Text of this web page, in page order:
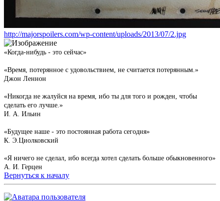
http://majorspoilers.com/wp-content/uploads/2013/07/2.jpg
«Когда-нибудь - это сейчас»
«Время, потерянное с удовольствием, не считается потерянным.»
Джон Леннон
«Никогда не жалуйся на время, ибо ты для того и рожден, чтобы
сделать его лучше.»
И. А. Ильин
«Будущее наше - это постоянная работа сегодня»
К. Э.Циолковский
«Я ничего не сделал, ибо всегда хотел сделать больше обыкновенного»
А. И. Герцен
Вернуться к началу